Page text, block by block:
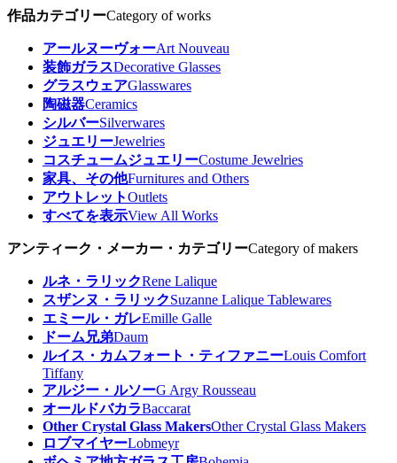
作品カテゴリーCategory of works
アールヌーヴォーArt Nouveau
装飾ガラスDecorative Glasses
グラスウェアGlasswares
陶磁器Ceramics
シルバーSilverwares
ジュエリーJewelries
コスチュームジュエリーCostume Jewelries
家具、その他Furnitures and Others
アウトレットOutlets
すべてを表示View All Works
アンティーク・メーカー・カテゴリーCategory of makers
ルネ・ラリックRene Lalique
スザンヌ・ラリックSuzanne Lalique Tablewares
エミール・ガレEmille Galle
ドーム兄弟Daum
ルイス・カムフォート・ティファニーLouis Comfort
Tiffany
アルジー・ルソーG Argy Rousseau
オールドバカラBaccarat
Other Crystal Glass MakersOther Crystal Glass Makers
ロブマイヤーLobmeyr